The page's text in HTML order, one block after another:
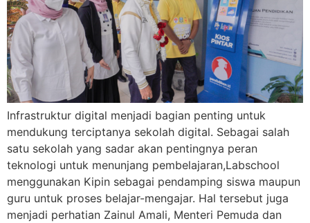
Infrastruktur digital menjadi bagian penting untuk
mendukung terciptanya sekolah digital. Sebagai salah
satu sekolah yang sadar akan pentingnya peran
teknologi untuk menunjang pembelajaran,Labschool
menggunakan Kipin sebagai pendamping siswa maupun
guru untuk proses belajar-mengajar. Hal tersebut juga
menjadi perhatian Zainul Amali, Menteri Pemuda dan